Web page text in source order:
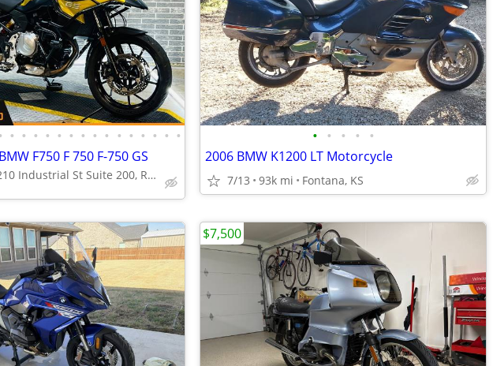
• • • • • • • • • • • • • • •
F750 F 750 F-750 GS
4210 Industrial St Suite 200, Rowlett, TX 75088
• • • • •
2006 BMW K1200 LT Motorcycle
7/13 93k mi Fontana, KS
$7,500